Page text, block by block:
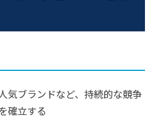
気ブランドなど、持続的な競争
確立する